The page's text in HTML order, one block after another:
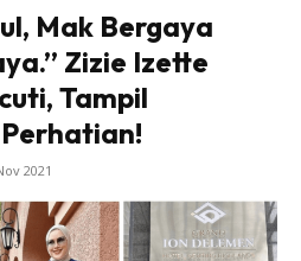
Mak Bergaya
Zizie Izette
Tampil
2021